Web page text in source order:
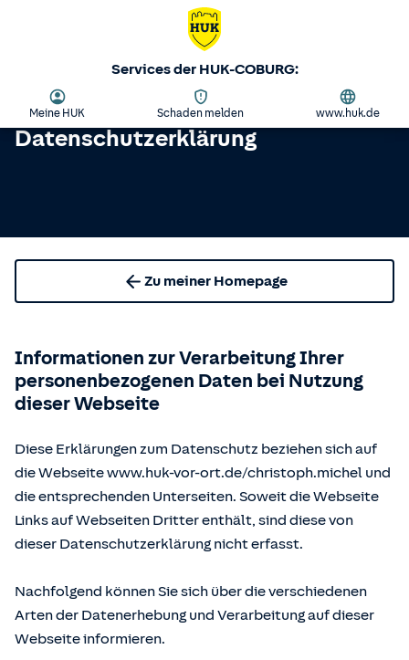
Services der HUK-COBURG:
Meine HUK Schaden melden www.huk.de
Datenschutzerklärung
Zu meiner Homepage
Informationen zur Verarbeitung Ihrer
personenbezogenen Daten bei Nutzung
dieser Webseite
Diese Erklärungen zum Datenschutz beziehen sich auf
die Webseite www.huk-vor-ort.de/christoph.michel und
die entsprechenden Unterseiten. Soweit die Webseite
Links auf Webseiten Dritter enthält, sind diese von
dieser Datenschutzerklärung nicht erfasst.
Nachfolgend können Sie sich über die verschiedenen
Arten der Datenerhebung und Verarbeitung auf dieser
Webseite informieren.